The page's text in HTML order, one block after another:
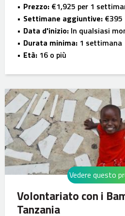
Prezzo: €1,925 per 1
Settimane aggiuntive: €395
Data d'inizio: In qualsiasi
Durata minima: 1 settimana
Età: 16 o più
Volontariato con i
Tanzania
Vedere questo